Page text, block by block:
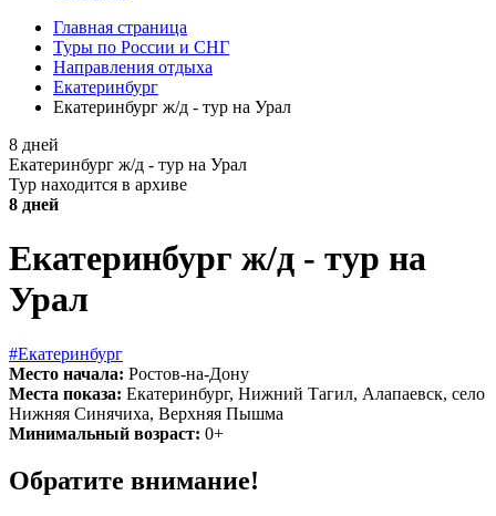
Главная страница
Туры по России и СНГ
Направления отдыха
Екатеринбург
Екатеринбург ж/д - тур на Урал
8 дней
Екатеринбург ж/д - тур на Урал
Тур находится в архиве
8 дней
Екатеринбург ж/д - тур на
Урал
#Екатеринбург
Место начала: Ростов-на-Дону
Места показа: Екатеринбург, Нижний Тагил, Алапаевск, село
Нижняя Синячиха, Верхняя Пышма
Минимальный возраст: 0+
Обратите внимание!